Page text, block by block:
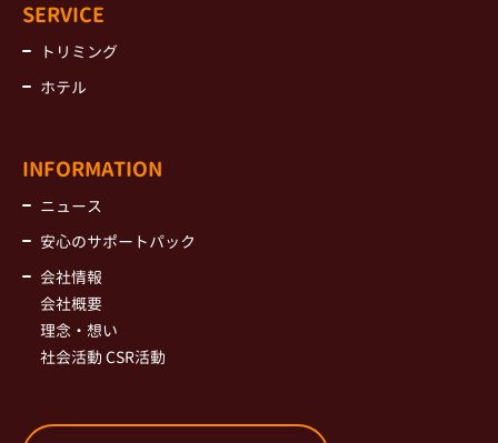
SERVICE
トリミング
ホテル
INFORMATION
ニュース
安心のサポートパック
会社情報
会社概要
理念・想い
社会活動 CSR活動